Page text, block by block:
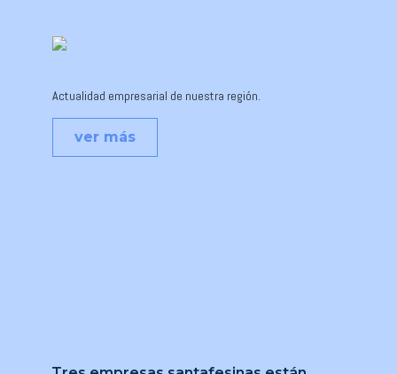
Actualidad empresarial de nuestra región.
ver más